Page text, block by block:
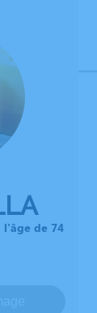
l'âge de 74